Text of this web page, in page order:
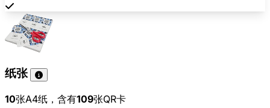
纸张
10张A4纸，含有109张QR卡